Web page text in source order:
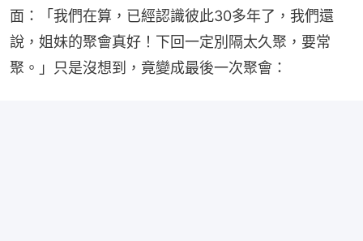
面：「我們在算，已經認識彼此30多年了，我們還
說，姐妹的聚會真好！下回一定別隔太久聚，要常
聚。」只是沒想到，竟變成最後一次聚會：